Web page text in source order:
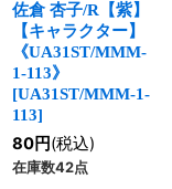
佐倉 杏子/R【紫】
【キャラクター】
《UA31ST/MMM-
1-113》
[UA31ST/MMM-1-
113]
80円(税込)
在庫数42点